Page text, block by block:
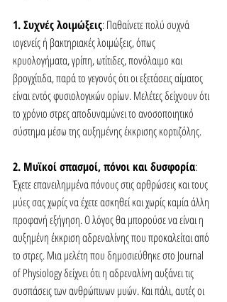
1. Συχνές λοιμώξεις: Παθαίνετε πολύ συχνά
ιογενείς ή βακτηριακές λοιμώξεις, όπως
κρυολογήματα, γρίπη, ωτίτιδες, πονόλαιμο και
βρογχίτιδα, παρά το γεγονός ότι οι εξετάσεις αίματος
είναι εντός φυσιολογικών ορίων. Μελέτες δείχνουν ότι
το χρόνιο στρες αποδυναμώνει το ανοσοποιητικό
σύστημα μέσω της αυξημένης έκκρισης κορτιζόλης.
2. Μυϊκοί σπασμοί, πόνοι και δυσφορία:
Έχετε επανειλημμένα πόνους στις αρθρώσεις και τους
μύες σας χωρίς να έχετε ασκηθεί και χωρίς καμία άλλη
προφανή εξήγηση. Ο λόγος θα μπορούσε να είναι η
αυξημένη έκκριση αδρεναλίνης που προκαλείται από
το στρες. Μια μελέτη που δημοσιεύθηκε στο Journal
of Physiology δείχνει ότι η αδρεναλίνη αυξάνει τις
συσπάσεις των ανθρώπινων μυών. Και πάλι, αυτές οι